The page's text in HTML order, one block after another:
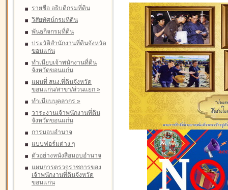
รายชื่อ อธิบดีกรมที่ดิน
วิสัยทัศน์กรมที่ดิน
พันธกิจกรมที่ดิน
ประวัติสำนักงานที่ดินจังหวัด
ขอนแก่น
ทำเนียบเจ้าพนักงานที่ดิน
จังหวัดขอนแก่น
แผนที่ สนง.ที่ดินจังหวัด
ขอนแก่น/สาขา/ส่วนแยก »
ทำเนียบบุคลากร »
วาระงานเจ้าพนักงานที่ดิน
จังหวัดขอนแก่น
การมอบอำนาจ
แบบฟอร์มต่าง ๆ
ตัวอย่างหนังสือมอบอำนาจ
แผนการตรวจราชการของ
เจ้าพนักงานที่ดินจังหวัด
ขอนแก่น